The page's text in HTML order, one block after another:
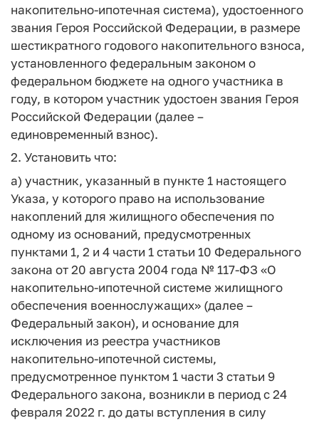
накопительно-ипотечная система), удостоенного
звания Героя Российской Федерации, в размере
шестикратного годового накопительного взноса,
установленного федеральным законом о
федеральном бюджете на одного участника в
году, в котором участник удостоен звания Героя
Российской Федерации (далее –
единовременный взнос).
2. Установить что:
а) участник, указанный в пункте 1 настоящего
Указа, у которого право на использование
накоплений для жилищного обеспечения по
одному из оснований, предусмотренных
пунктами 1, 2 и 4 части 1 статьи 10 Федерального
закона от 20 августа 2004 года № 117-ФЗ «О
накопительно-ипотечной системе жилищного
обеспечения военнослужащих» (далее –
Федеральный закон), и основание для
исключения из реестра участников
накопительно-ипотечной системы,
предусмотренное пунктом 1 части 3 статьи 9
Федерального закона, возникли в период с 24
февраля 2022 г. до даты вступления в силу